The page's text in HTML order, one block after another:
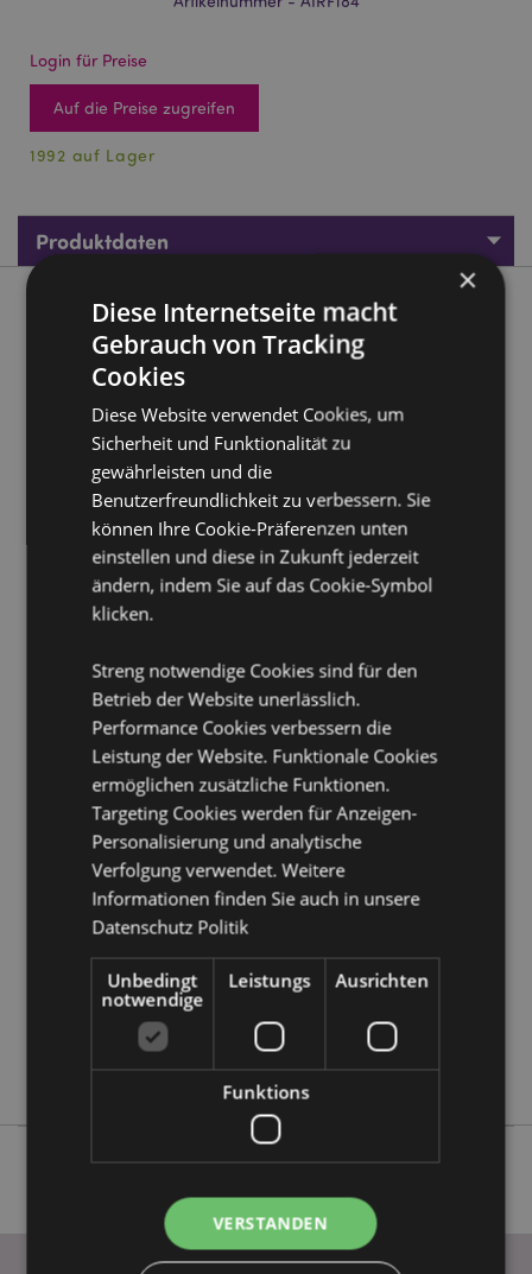
Login für Preise
Auf die Preise zugreifen
1992 auf Lager
Produktdaten
Produktbeschreibung
Foodiemals Popcorn Auto-Lufterfrischer
Material:Pappe, Polypropylen, Elastik, saugfähiges
Papier und Duftstoff
Duft:Popcorn
Von Kindern fernhalten. Vollständige Sicherheits- und
Duftinformationen sind auf der Produktverpackung
angegeben. Nicht auf Oberflächen ablegen oder
anlehnen, da die Öle im Lufterfrischer Flecken oder
Schäden verursachen können.
Möchten Sie mehr über den Einkauf bei Puckator
erfahren?Dann lesen Sie unserenLeitfaden für
Kundeninformationen.
Produktattribute
Information
Höhe 9.5cm Breite 6.5cm Tiefe 0.1cm
5056848203610
240
0.014000
Keine
Keine
Keine
Foodiemals
×
Diese Internetseite macht
Gebrauch von Tracking
Cookies
Diese Website verwendet Cookies, um
Sicherheit und Funktionalität zu
gewährleisten und die
Benutzerfreundlichkeit zu verbessern. Sie
können Ihre Cookie-Präferenzen unten
einstellen und diese in Zukunft jederzeit
ändern, indem Sie auf das Cookie-Symbol
klicken.
Streng notwendige Cookies sind für den
Betrieb der Website unerlässlich.
Performance Cookies verbessern die
Leistung der Website. Funktionale Cookies
ermöglichen zusätzliche Funktionen.
Targeting Cookies werden für Anzeigen-
Personalisierung und analytische
Verfolgung verwendet. Weitere
Informationen finden Sie auch in unsere
Datenschutz Politik
Unbedingt
notwendige
Leistungs Ausrichten
Funktions
VERSTANDEN